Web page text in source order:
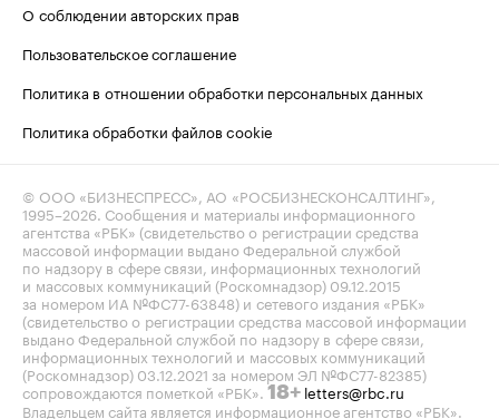
О соблюдении авторских прав
Пользовательское соглашение
Политика в отношении обработки персональных данных
Политика обработки файлов cookie
© ООО «БИЗНЕСПРЕСС», АО «РОСБИЗНЕСКОНСАЛТИНГ»,
1995–2026 . Сообщения и материалы информационного
агентства «РБК» (свидетельство о регистрации средства
массовой информации выдано Федеральной службой
по надзору в сфере связи, информационных технологий
и массовых коммуникаций (Роскомнадзор) 09.12.2015
за номером ИА №ФС77-63848) и сетевого издания «РБК»
(свидетельство о регистрации средства массовой информации
выдано Федеральной службой по надзору в сфере связи,
информационных технологий и массовых коммуникаций
(Роскомнадзор) 03.12.2021 за номером ЭЛ №ФС77-82385)
сопровождаются пометкой «РБК». 18+ letters@rbc.ru
Владельцем сайта является информационное агентство «РБК».